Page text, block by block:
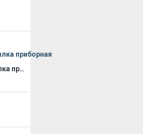
РРС3-10-1-5-В Вилка приборная